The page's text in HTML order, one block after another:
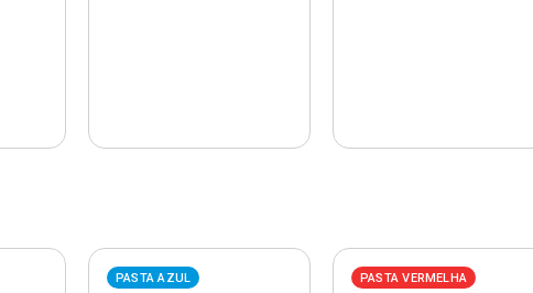
PASTA AZUL PASTA VERMELHA